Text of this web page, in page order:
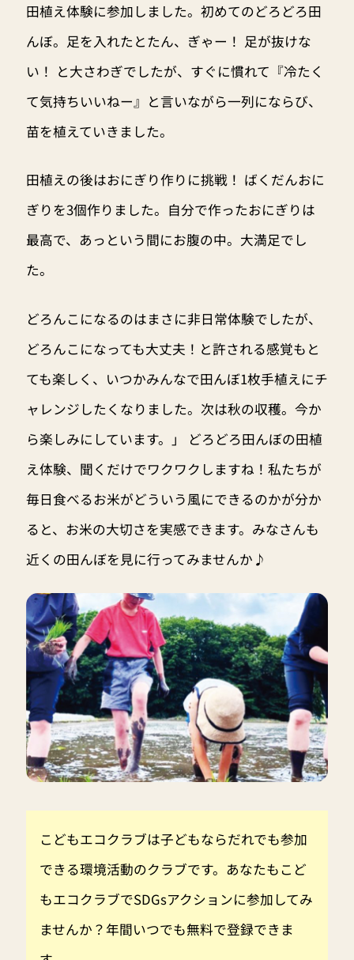
田植え体験に参加しました。初めてのどろどろ田
んぼ。足を入れたとたん、ぎゃー！ 足が抜けな
い！ と大さわぎでしたが、すぐに慣れて『冷たく
て気持ちいいねー』と言いながら一列にならび、
苗を植えていきました。
田植えの後はおにぎり作りに挑戦！ ばくだんおに
ぎりを3個作りました。自分で作ったおにぎりは
最高で、あっという間にお腹の中。大満足でし
た。
どろんこになるのはまさに非日常体験でしたが、
どろんこになっても大丈夫！と許される感覚もと
ても楽しく、いつかみんなで田んぼ1枚手植えにチ
ャレンジしたくなりました。次は秋の収穫。今か
ら楽しみにしています。」 どろどろ田んぼの田植
え体験、聞くだけでワクワクしますね！私たちが
毎日食べるお米がどういう風にできるのかが分か
ると、お米の大切さを実感できます。みなさんも
近くの田んぼを見に行ってみませんか♪
こどもエコクラブは子どもならだれでも参加
できる環境活動のクラブです。あなたもこど
もエコクラブでSDGsアクションに参加してみ
ませんか？年間いつでも無料で登録できま